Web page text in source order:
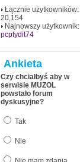
Łącznie użytkowników:
20,154
Najnowszy użytkownik:
pcptydit74
Ankieta
Czy chciałbyś aby w
serwisie MUZOL
powstało forum
dyskusyjne?
Tak
Nie